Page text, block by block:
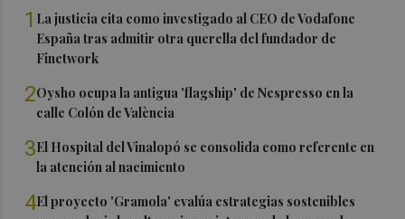
1 La justicia cita como investigado al CEO de Vodafone
España tras admitir otra querella del fundador de
Finetwork
2Oysho ocupa la antigua 'flagship' de Nespresso en la
calle Colón de València
3El Hospital del Vinalopó se consolida como referente en
la atención al nacimiento
4El proyecto 'Gramola' evalúa estrategias sostenibles